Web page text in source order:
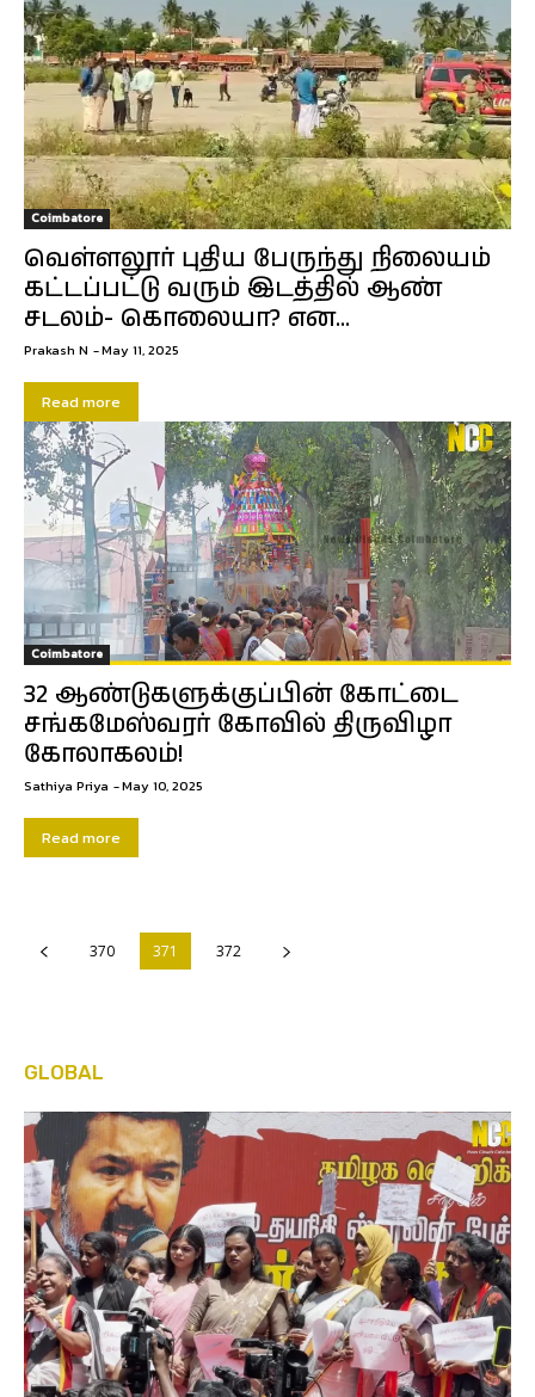
Coimbatore
வெள்ளலூர் புதிய பேருந்து நிலையம்
கட்டப்பட்டு வரும் இடத்தில் ஆண்
சடலம்- கொலையா? என...
Prakash N -May 11, 2025
Read more
Coimbatore
32 ஆண்டுகளுக்குப்பின் கோட்டை
சங்கமேஸ்வரர் கோவில் திருவிழா
கோலாகலம்!
Sathiya Priya -May 10, 2025
Read more
370 371 372
GLOBAL